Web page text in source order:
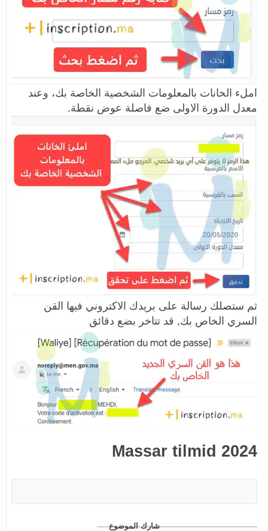
املء الخانات بالمعلومات الشخصية الخاصة بك، وعند
معدل الدورة الاولى ضع فاصلة عوض نقطة.
ثم ستصلك رسالة على بريدك الاكتروني فيها القن
السري الخاص بك, قد تتاخر بضع دقائق
Massar tilmid 2024
شارك الموضوع